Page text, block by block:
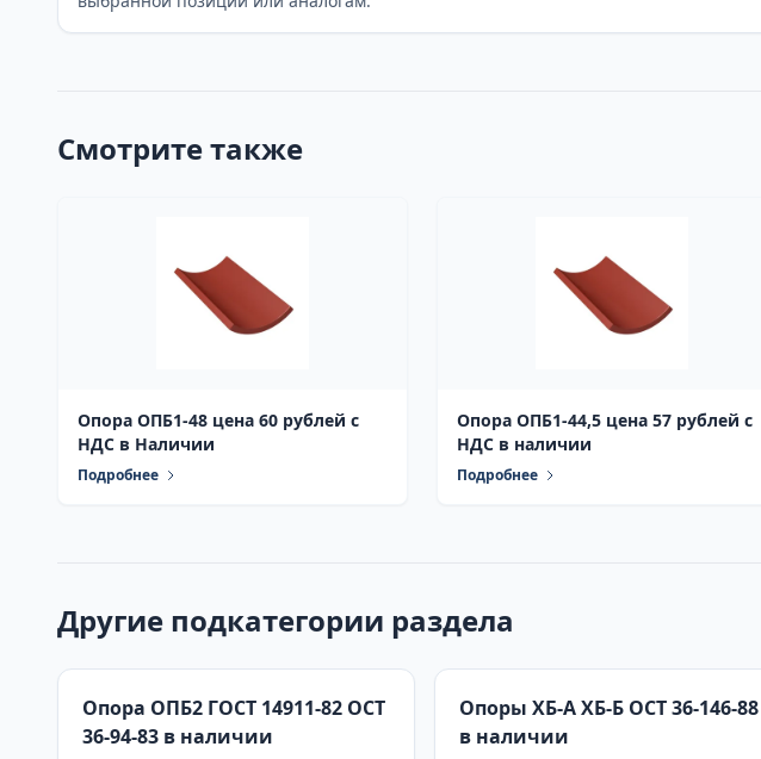
Смотрите также
Опора ОПБ1-48 цена 60 рублей с
НДС в Наличии
Подробнее
Опора ОПБ1-44,5 цена 57 рублей с
НДС в наличии
Подробнее
Другие подкатегории раздела
Опора ОПБ2 ГОСТ 14911-82 ОСТ
36-94-83 в наличии
Опоры ХБ-А ХБ-Б ОСТ 36-146-88
в наличии